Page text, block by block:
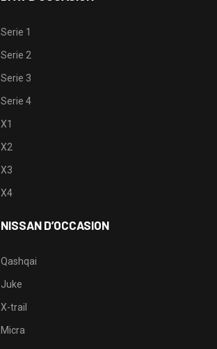
Serie 1
Serie 2
Serie 3
Serie 4
X1
X2
X3
X4
NISSAN D’OCCASION
Qashqai
Juke
X-trail
Micra